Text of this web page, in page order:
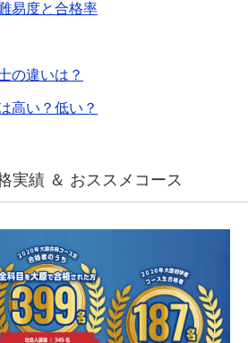
易度と合格率
の違いは？
高い？低い？
実績 ＆ おススメコース